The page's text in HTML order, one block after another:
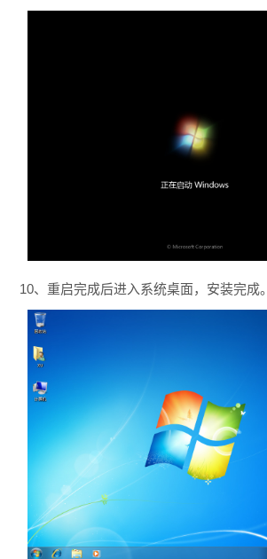
10、重启完成后进入系统桌面，安装完成。